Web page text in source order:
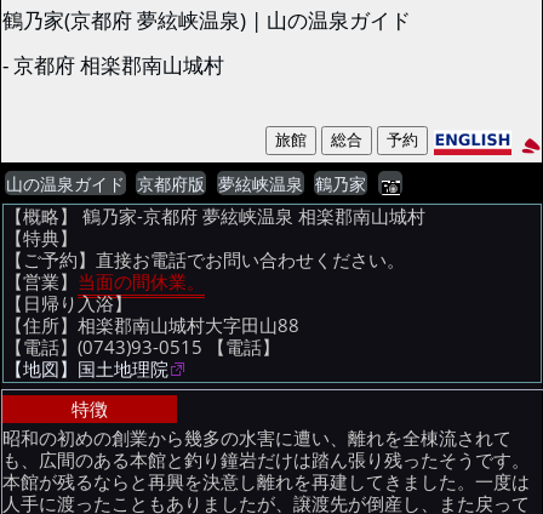
鶴乃家(京都府 夢絃峡温泉) | 山の温泉ガイド
- 京都府 相楽郡南山城村
山の温泉ガイド 京都府版 夢絃峡温泉 鶴乃家
【概略】 鶴乃家-京都府 夢絃峡温泉 相楽郡南山城村
【特典】
【ご予約】直接お電話でお問い合わせください。
【営業】 当面の間休業。
【日帰り入浴】
【住所】相楽郡南山城村大字田山88
【電話】(0743)93-0515 【電話】
【地図】国土地理院
特徴
昭和の初めの創業から幾多の水害に遭い、離れを全棟流されて
も、広間のある本館と釣り鐘岩だけは踏ん張り残ったそうです。
本館が残るならと再興を決意し離れを再建してきました。一度は
人手に渡ったこともありましたが、譲渡先が倒産し、また戻って